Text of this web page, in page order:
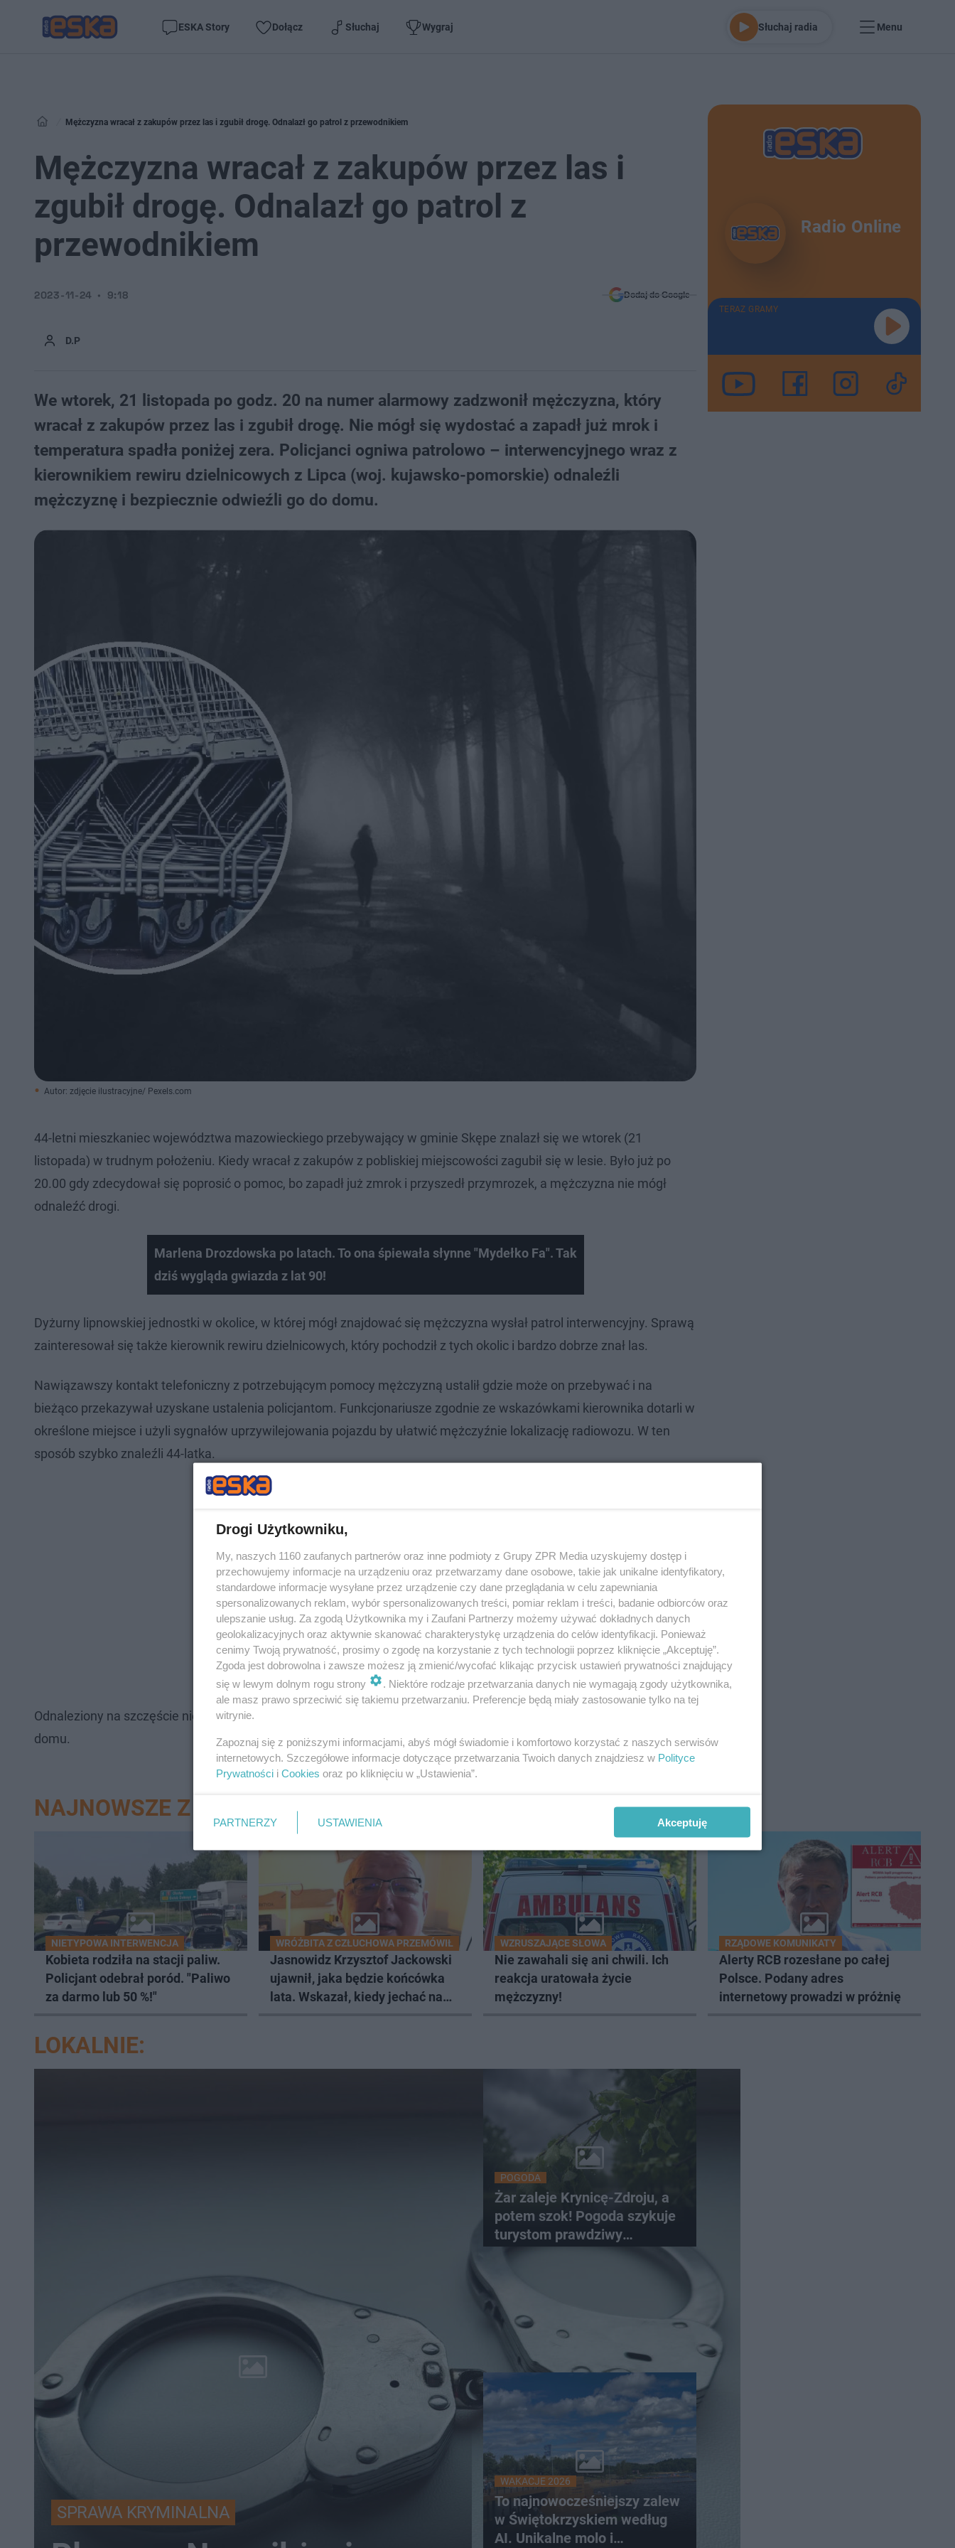
ESKA Story Dołącz Słuchaj Wygraj Słuchaj radia Menu
Mężczyzna wracał z zakupów przez las i zgubił drogę. Odnalazł go patrol z przewodnikiem
Mężczyzna wracał z zakupów przez las i
zgubił drogę. Odnalazł go patrol z
przewodnikiem
D.P
2023-11-24 9:18 Dodaj do Google
We wtorek, 21 listopada po godz. 20 na numer alarmowy zadzwonił mężczyzna, który
wracał z zakupów przez las i zgubił drogę. Nie mógł się wydostać a zapadł już mrok i
temperatura spadła poniżej zera. Policjanci ogniwa patrolowo – interwencyjnego wraz z
kierownikiem rewiru dzielnicowych z Lipca (woj. kujawsko-pomorskie) odnaleźli
mężczyznę i bezpiecznie odwieźli go do domu.
Autor: zdjęcie ilustracyjne/ Pexels.com
44-letni mieszkaniec województwa mazowieckiego przebywający w gminie Skępe znalazł się we wtorek (21
listopada) w trudnym położeniu. Kiedy wracał z zakupów z pobliskiej miejscowości zagubił się w lesie. Było już po
20.00 gdy zdecydował się poprosić o pomoc, bo zapadł już zmrok i przyszedł przymrozek, a mężczyzna nie mógł
odnaleźć drogi.
Marlena Drozdowska po latach. To ona śpiewała słynne "Mydełko Fa". Tak
dziś wygląda gwiazda z lat 90!
Dyżurny lipnowskiej jednostki w okolice, w której mógł znajdować się mężczyzna wysłał patrol interwencyjny. Sprawą
zainteresował się także kierownik rewiru dzielnicowych, który pochodził z tych okolic i bardzo dobrze znał las.
Nawiązawszy kontakt telefoniczny z potrzebującym pomocy mężczyzną ustalił gdzie może on przebywać i na
bieżąco przekazywał uzyskane ustalenia policjantom. Funkcjonariusze zgodnie ze wskazówkami kierownika dotarli w
określone miejsce i użyli sygnałów uprzywilejowania pojazdu by ułatwić mężczyźnie lokalizację radiowozu. W ten
sposób szybko znaleźli 44-latka.
Odnaleziony na szczęście nie wymagał interwencji medycznej, był tylko przemarznięty. Policjanci odwieźli go do
domu.
Radio Online
TERAZ GRAMY
NAJNOWSZE Z DZIAŁU BYDGOSZCZ
NIETYPOWA INTERWENCJA
Kobieta rodziła na stacji paliw.
Policjant odebrał poród. "Paliwo
za darmo lub 50 %!"
WRÓŻBITA Z CZŁUCHOWA PRZEMÓWIŁ
Jasnowidz Krzysztof Jackowski
ujawnił, jaka będzie końcówka
lata. Wskazał, kiedy jechać na
WZRUSZAJĄCE SŁOWA
Nie zawahali się ani chwili. Ich
reakcja uratowała życie
mężczyzny!
RZĄDOWE KOMUNIKATY
Alerty RCB rozesłane po całej
Polsce. Podany adres
internetowy prowadzi w próżnię
LOKALNIE:
SPRAWA KRYMINALNA
POGODA
Żar zaleje Krynicę-Zdroju, a
potem szok! Pogoda szykuje
turystom prawdziwy
WAKACJE 2026
To najnowocześniejszy zalew
w Świętokrzyskiem według
AI. Unikalne molo i
Drogi Użytkowniku,
My, naszych 1160 zaufanych partnerów oraz inne podmioty z Grupy ZPR Media uzyskujemy dostęp i
przechowujemy informacje na urządzeniu oraz przetwarzamy dane osobowe, takie jak unikalne identyfikatory,
standardowe informacje wysyłane przez urządzenie czy dane przeglądania w celu zapewniania
spersonalizowanych reklam, wybór spersonalizowanych treści, pomiar reklam i treści, badanie odbiorców oraz
ulepszanie usług. Za zgodą Użytkownika my i Zaufani Partnerzy możemy używać dokładnych danych
geolokalizacyjnych oraz aktywnie skanować charakterystykę urządzenia do celów identyfikacji. Ponieważ
cenimy Twoją prywatność, prosimy o zgodę na korzystanie z tych technologii poprzez kliknięcie „Akceptuję”.
Zgoda jest dobrowolna i zawsze możesz ją zmienić/wycofać klikając przycisk ustawień prywatności znajdujący
się w lewym dolnym rogu strony
. Niektóre rodzaje przetwarzania danych nie wymagają zgody użytkownika,
ale masz prawo sprzeciwić się takiemu przetwarzaniu. Preferencje będą miały zastosowanie tylko na tej
witrynie.
Zapoznaj się z poniższymi informacjami, abyś mógł świadomie i komfortowo korzystać z naszych serwisów
internetowych. Szczegółowe informacje dotyczące przetwarzania Twoich danych znajdziesz w Polityce
Prywatności i Cookies oraz po kliknięciu w „Ustawienia”.
PARTNERZY USTAWIENIA Akceptuję